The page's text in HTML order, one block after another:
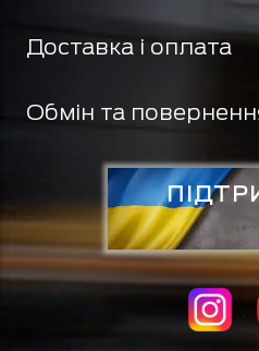
Доставка і оплата
Обмін та